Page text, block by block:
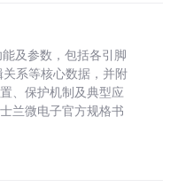
及参数，包括各引脚
系等核心数据，并附
、保护机制及典型应
兰微电子官方规格书